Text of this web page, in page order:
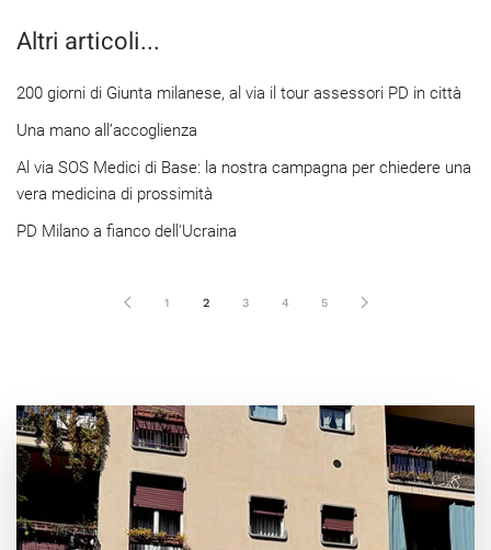
Altri articoli...
200 giorni di Giunta milanese, al via il tour assessori PD in città
Una mano all’accoglienza
Al via SOS Medici di Base: la nostra campagna per chiedere una
vera medicina di prossimità
PD Milano a fianco dell'Ucraina
1 2 3 4 5